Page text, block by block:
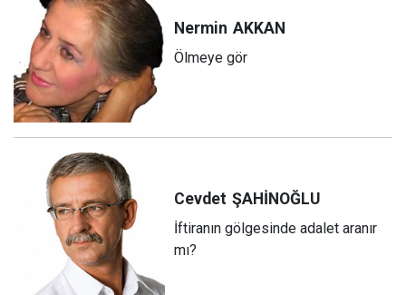
Nermin AKKAN
Ölmeye gör
Cevdet ŞAHİNOĞLU
İftiranın gölgesinde adalet aranır
mı?